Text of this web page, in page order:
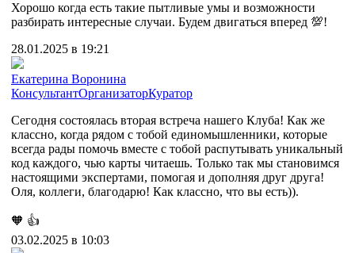
Хорошо когда есть такие пытливые умы и возможности
разбирать интересные случаи. Будем двигаться вперед 💯!
28.01.2025 в 19:21
Екатерина Воронина
КонсультантОрганизаторКуратор
Сегодня состоялась вторая встреча нашего Клуба! Как же
классно, когда рядом с тобой единомышленники, которые
всегда рады помочь вместе с тобой распутывать уникальный
код каждого, чью карты читаешь. Только так мы становимся
настоящими экспертами, помогая и дополняя друг друга!
Оля, коллеги, благодарю! Как классно, что вы есть)).
🧡 👍
03.02.2025 в 10:03